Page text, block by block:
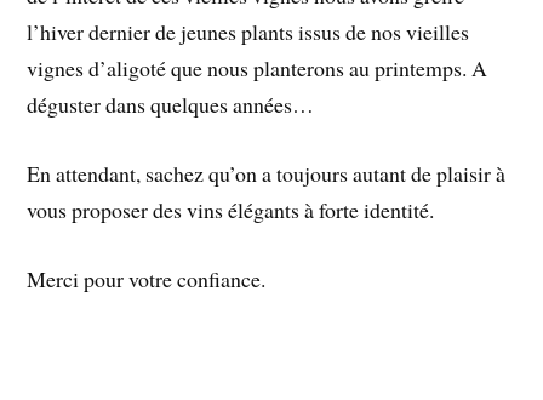
l’hiver dernier de jeunes plants issus de nos vieilles
vignes d’aligoté que nous planterons au printemps. A
déguster dans quelques années…
En attendant, sachez qu’on a toujours autant de plaisir à
vous proposer des vins élégants à forte identité.
Merci pour votre confiance.